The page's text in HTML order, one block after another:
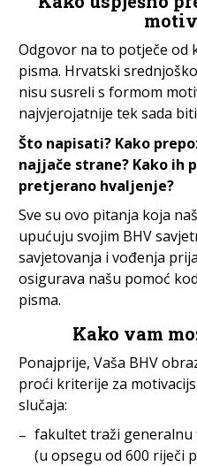
Odgovor na to potječe od
pisma. Hrvatski
nisu susreli s formom
najvjerojatnije tek sada
Što napisati? Kako
najjače strane? Kako ih
pretjerano hvaljenje?
Sve su ovo pitanja koja
upućuju svojim BHV
savjetovanja i vođenja
osigurava našu pomoć
pisma.
Kako vam
Ponajprije, Vaša BHV
proći kriterije za
slučaja:
fakultet traži generalnu
(u opsegu od 600 riječi